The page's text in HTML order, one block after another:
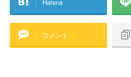
Hatena
コメント